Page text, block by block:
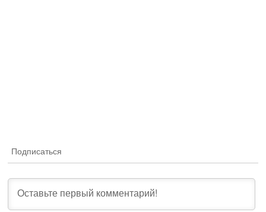
Подписаться